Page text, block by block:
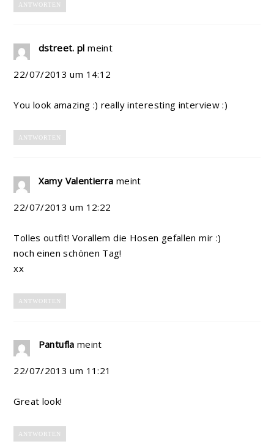
ANTWORTEN
dstreet. pl meint
22/07/2013 um 14:12
You look amazing :) really interesting interview :)
ANTWORTEN
Xamy Valentierra meint
22/07/2013 um 12:22
Tolles outfit! Vorallem die Hosen gefallen mir :)
noch einen schönen Tag!
xx
ANTWORTEN
Pantufla meint
22/07/2013 um 11:21
Great look!
ANTWORTEN